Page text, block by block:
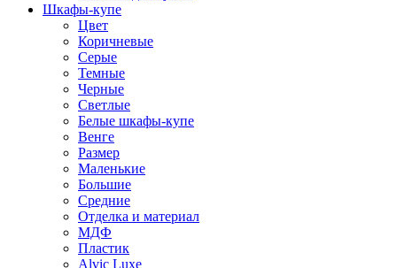
Шкафы-купе
Цвет
Коричневые
Серые
Темные
Черные
Светлые
Белые шкафы-купе
Венге
Размер
Маленькие
Большие
Средние
Отделка и материал
МДФ
Пластик
Alvic Luxe